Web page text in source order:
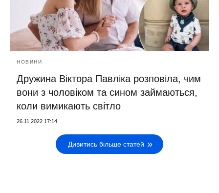
НОВИНИ
Дружина Віктора Павліка розповіла, чим
вони з чоловіком та сином займаються,
коли вимикають світло
26.11.2022 17:14
Дивитись більше статей